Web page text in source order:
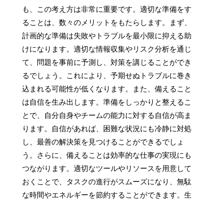
も、この考え方は非常に重要です。適切な準備をす
ることは、数々のメリットをもたらします。まず、
計画的な準備は失敗やトラブルを最小限に抑える助
けになります。適切な情報収集やリスク分析を通じ
て、問題を事前に予測し、対策を講じることができ
るでしょう。これにより、予期せぬトラブルに巻き
込まれる可能性が低くなります。また、備えること
は自信を生み出します。準備をしっかりと整えるこ
とで、自分自身やチームの能力に対する自信が高ま
ります。自信があれば、困難な状況にも冷静に対処
し、最善の解決策を見つけることができるでしょ
う。さらに、備えることは効率的な仕事の実現にも
つながります。適切なツールやリソースを用意して
おくことで、タスクの進行がスムーズになり、無駄
な時間やエネルギーを節約することができます。生